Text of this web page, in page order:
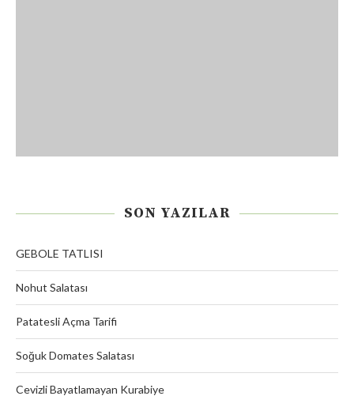
SON YAZILAR
GEBOLE TATLISI
Nohut Salatası
Patatesli Açma Tarifi
Soğuk Domates Salatası
Cevizli Bayatlamayan Kurabiye